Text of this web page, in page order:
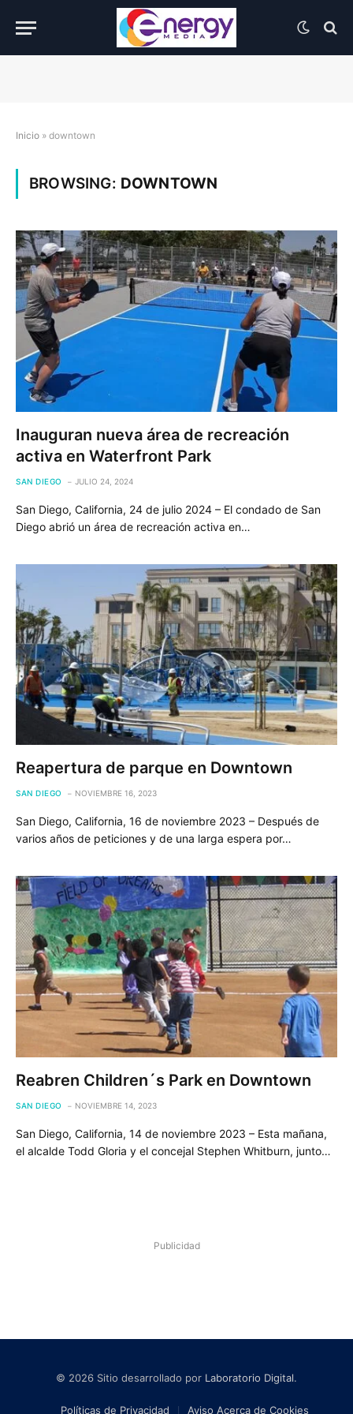
Inicio » downtown
BROWSING: DOWNTOWN
Inauguran nueva área de recreación
activa en Waterfront Park
SAN DIEGO JULIO 24, 2024
San Diego, California, 24 de julio 2024 – El condado de San
Diego abrió un área de recreación activa en…
Reapertura de parque en Downtown
SAN DIEGO NOVIEMBRE 16, 2023
San Diego, California, 16 de noviembre 2023 – Después de
varios años de peticiones y de una larga espera por…
Reabren Children´s Park en Downtown
SAN DIEGO NOVIEMBRE 14, 2023
San Diego, California, 14 de noviembre 2023 – Esta mañana,
el alcalde Todd Gloria y el concejal Stephen Whitburn, junto…
Publicidad
© 2026 Sitio desarrollado por Laboratorio Digital.
Políticas de Privacidad Aviso Acerca de Cookies